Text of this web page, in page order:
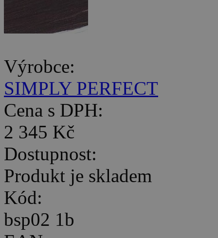
Výrobce:
SIMPLY PERFECT
Cena s DPH:
2 345 Kč
Dostupnost:
Produkt je skladem
Kód:
bsp02 1b